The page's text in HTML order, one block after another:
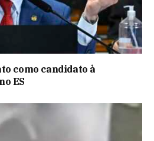
como candidato à
ES